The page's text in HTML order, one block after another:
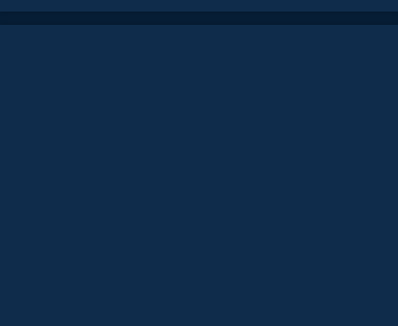
éxito de Restaurante PURA SANGRE no sería posible sin un afable